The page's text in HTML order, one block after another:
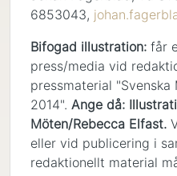
6853043,
Bifogad illustration: får
press/media vid
pressmaterial
2014". Ange då:
Möten/Rebecca Elfast.
eller vid publicering i
redaktionellt material